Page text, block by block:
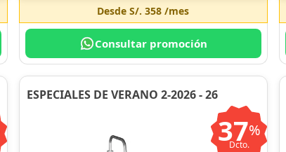
DesdeS/. 358 /mes
Consultar promoción
ESPECIALES DE VERANO 2-2026 - 26
37%
Dcto.